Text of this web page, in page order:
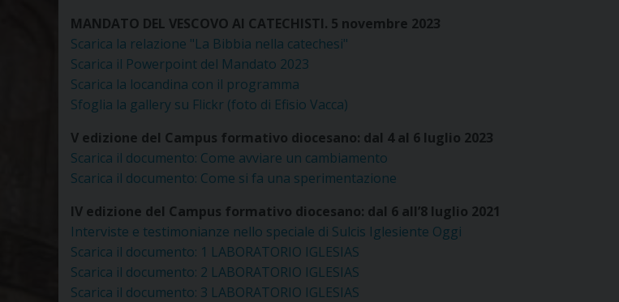
MANDATO DEL VESCOVO AI CATECHISTI. 5 novembre 2023
Scarica la relazione "La Bibbia nella catechesi"
Scarica il Powerpoint del Mandato 2023
Scarica la locandina con il programma
Sfoglia la gallery su Flickr (foto di Efisio Vacca)
V edizione del Campus formativo diocesano: dal 4 al 6 luglio 2023
Scarica il documento: Come avviare un cambiamento
Scarica il documento: Come si fa una sperimentazione
IV edizione del Campus formativo diocesano: dal 6 all’8 luglio 2021
Interviste e testimonianze nello speciale di Sulcis Iglesiente Oggi
Scarica il documento: 1 LABORATORIO IGLESIAS
Scarica il documento: 2 LABORATORIO IGLESIAS
Scarica il documento: 3 LABORATORIO IGLESIAS